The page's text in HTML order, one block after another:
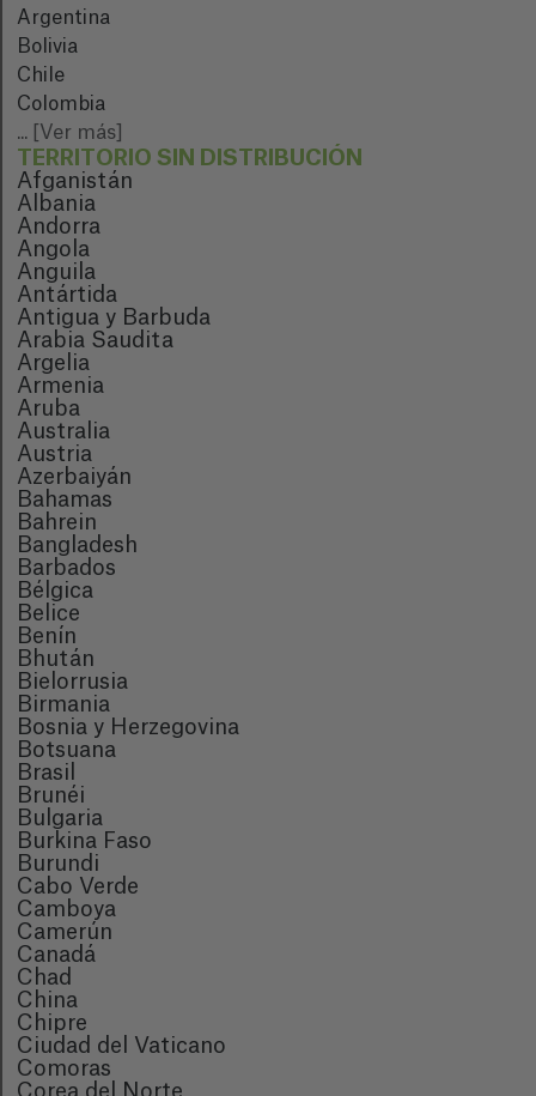
Argentina
Bolivia
Chile
Colombia
...
[Ver más]
TERRITORIO SIN DISTRIBUCIÓN
Afganistán
Albania
Andorra
Angola
Anguila
Antártida
Antigua y Barbuda
Arabia Saudita
Argelia
Armenia
Aruba
Australia
Austria
Azerbaiyán
Bahamas
Bahrein
Bangladesh
Barbados
Bélgica
Belice
Benín
Bhután
Bielorrusia
Birmania
Bosnia y Herzegovina
Botsuana
Brasil
Brunéi
Bulgaria
Burkina Faso
Burundi
Cabo Verde
Camboya
Camerún
Canadá
Chad
China
Chipre
Ciudad del Vaticano
Comoras
Corea del Norte